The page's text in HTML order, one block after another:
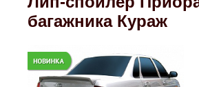
багажника Кураж
Mitsubishi
Opel